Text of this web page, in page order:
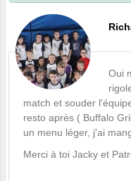
Oui
match et souder
resto après ( Buffalo
un menu léger, j'ai
Merci à toi Jacky et